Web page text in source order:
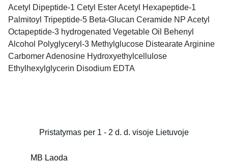
Acetyl Dipeptide-1 Cetyl Ester Acetyl Hexapeptide-1
Palmitoyl Tripeptide-5 Beta-Glucan Ceramide NP Acetyl
Octapeptide-3 hydrogenated Vegetable Oil Behenyl
Alcohol Polyglyceryl-3 Methylglucose Distearate Arginine
Carbomer Adenosine Hydroxyethylcellulose
Ethylhexylglycerin Disodium EDTA
MB Laoda
Pristatymas per 1 - 2 d. d. visoje Lietuvoje